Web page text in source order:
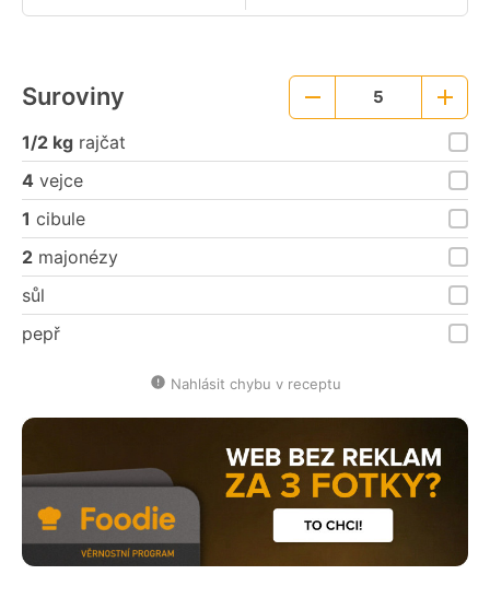
Suroviny 5
Větší
porce
1/2 kg rajčat
4 vejce
1 cibule
2 majonézy
sůl
pepř
Nahlásit chybu v receptu